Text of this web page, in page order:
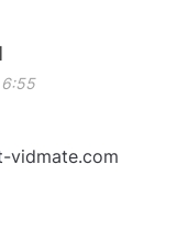
6:55
vidmate.com